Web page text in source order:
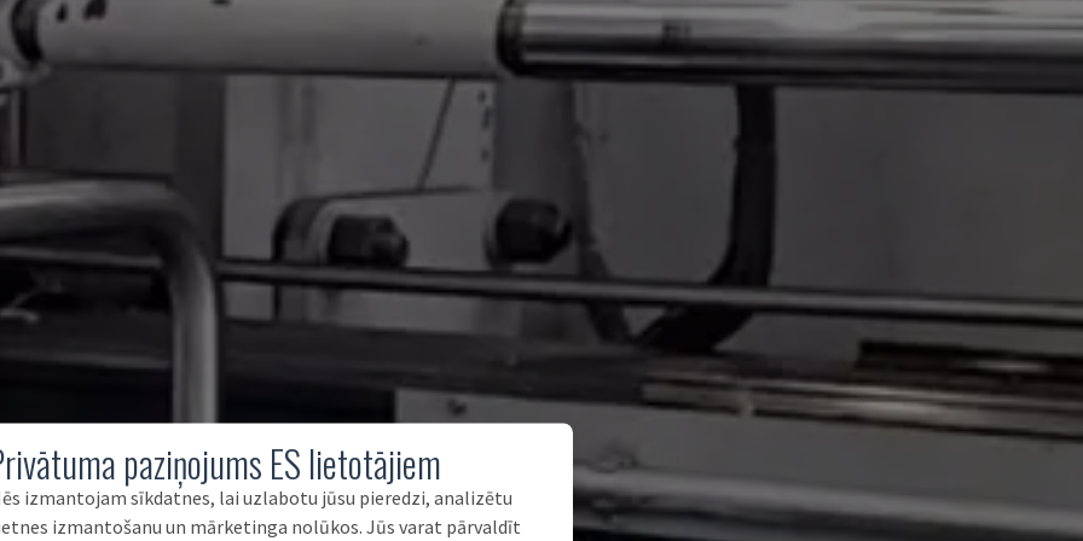
paziņojums ES lietotājiem
izmantojam sīkdatnes, lai uzlabotu jūsu pieredzi, analizētu
izmantošanu un mārketinga nolūkos. Jūs varat pārvaldīt